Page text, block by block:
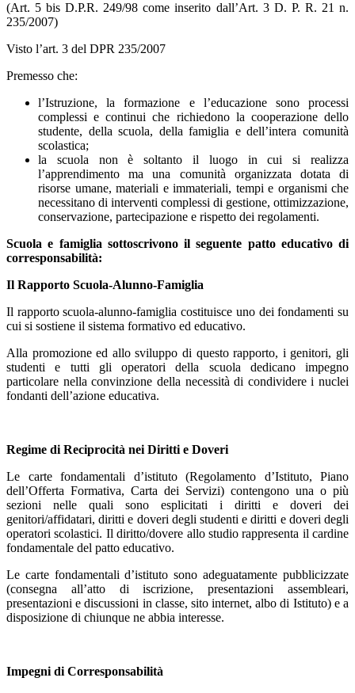
(Art. 5 bis D.P.R. 249/98 come inserito dall’Art. 3 D. P. R. 21 n.
235/2007)
Visto l’art. 3 del DPR 235/2007
Premesso che:
l’Istruzione, la formazione e l’educazione sono processi
complessi e continui che richiedono la cooperazione dello
studente, della scuola, della famiglia e dell’intera comunità
scolastica;
la scuola non è soltanto il luogo in cui si realizza
l’apprendimento ma una comunità organizzata dotata di
risorse umane, materiali e immateriali, tempi e organismi che
necessitano di interventi complessi di gestione, ottimizzazione,
conservazione, partecipazione e rispetto dei regolamenti.
Scuola e famiglia sottoscrivono il seguente patto educativo di
corresponsabilità:
Il Rapporto Scuola-Alunno-Famiglia
Il rapporto scuola-alunno-famiglia costituisce uno dei fondamenti su
cui si sostiene il sistema formativo ed educativo.
Alla promozione ed allo sviluppo di questo rapporto, i genitori, gli
studenti e tutti gli operatori della scuola dedicano impegno
particolare nella convinzione della necessità di condividere i nuclei
fondanti dell’azione educativa.
Regime di Reciprocità nei Diritti e Doveri
Le carte fondamentali d’istituto (Regolamento d’Istituto, Piano
dell’Offerta Formativa, Carta dei Servizi) contengono una o più
sezioni nelle quali sono esplicitati i diritti e doveri dei
genitori/affidatari, diritti e doveri degli studenti e diritti e doveri degli
operatori scolastici. Il diritto/dovere allo studio rappresenta il cardine
fondamentale del patto educativo.
Le carte fondamentali d’istituto sono adeguatamente pubblicizzate
(consegna all’atto di iscrizione, presentazioni assembleari,
presentazioni e discussioni in classe, sito internet, albo di Istituto) e a
disposizione di chiunque ne abbia interesse.
Impegni di Corresponsabilità